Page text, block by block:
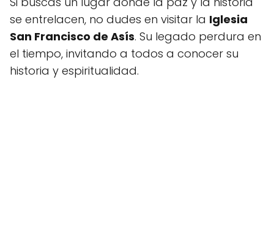
se entrelacen, no dudes en visitar la Iglesia
San Francisco de Asís. Su legado perdura en
el tiempo, invitando a todos a conocer su
historia y espiritualidad.